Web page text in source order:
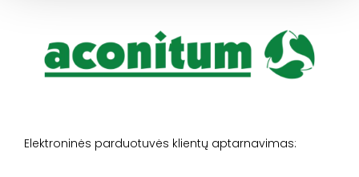
Elektroninės parduotuvės klientų aptarnavimas: